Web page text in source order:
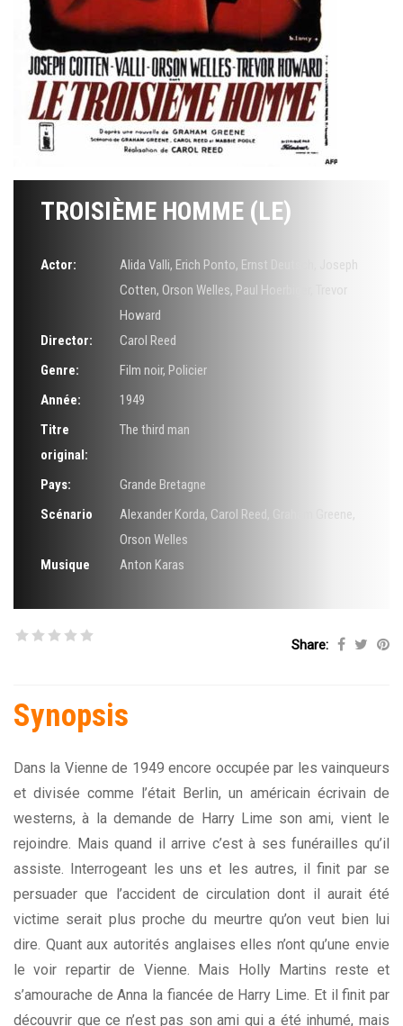
TROISIÈME HOMME (LE)
Actor: Alida Valli, Erich Ponto, Ernst Deutsch
Joseph
Cotten, Orson Welles, Paul Hoerbiger
Trevor
Howard
Director:
Carol Reed
Genre:
Film noir, Policier
Année:
1949
Titre
original:
The third man
Pays:
Grande Bretagne
Scénario
Alexander Korda, Carol Reed Graham Greene,
Orson Welles
Musique
Anton Karas
Share:
Synopsis
Dans la Vienne de 1949 encore occupée par les vainqueurs
et divisée comme l’était Berlin, un américain écrivain de
westerns, à la demande de Harry Lime son ami, vient le
rejoindre. Mais quand il arrive c’est à ses funérailles qu’il
assiste. Interrogeant les uns et les autres, il finit par se
persuader que l’accident de circulation dont il aurait été
victime serait plus proche du meurtre qu’on veut bien lui
dire. Quant aux autorités anglaises elles n’ont qu’une envie
le voir repartir de Vienne. Mais Holly Martins reste et
s’amourache de Anna la fiancée de Harry Lime. Et il finit par
découvrir que ce n’est pas son ami qui a été inhumé, mais